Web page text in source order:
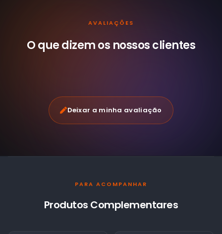
AVALIAÇÕES
O que dizem os nossosclientes
Deixar a minha avaliação
PARA ACOMPANHAR
Produtos Complementares